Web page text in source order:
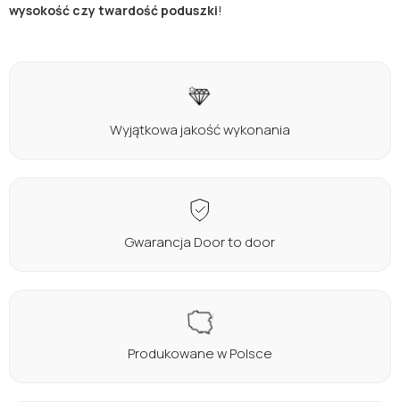
wysokość czy twardość poduszki!
Wyjątkowa jakość wykonania
Gwarancja Door to door
Produkowane w Polsce